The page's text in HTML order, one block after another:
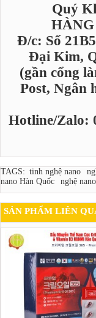
Quý
Đ/c: Số
Đại Kim,
(gần cổng
Post, Ngân
Hotline/Zalo:
TAGS: tinh nghệ nano
nano Hàn Quốc
nghệ
SẢN PHẨM LIÊN